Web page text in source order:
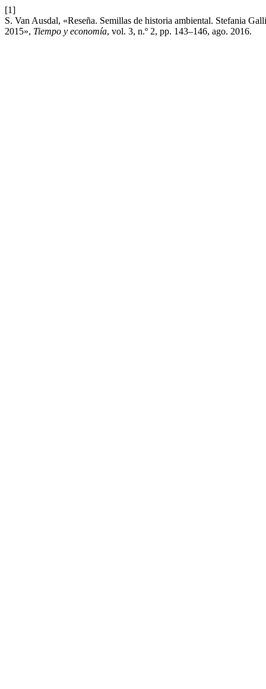
[1]
S. Van Ausdal, «Reseña. Semillas de historia ambiental. Stefania
2015», Tiempo y economía, vol. 3, n.º 2, pp. 143–146, ago. 2016.